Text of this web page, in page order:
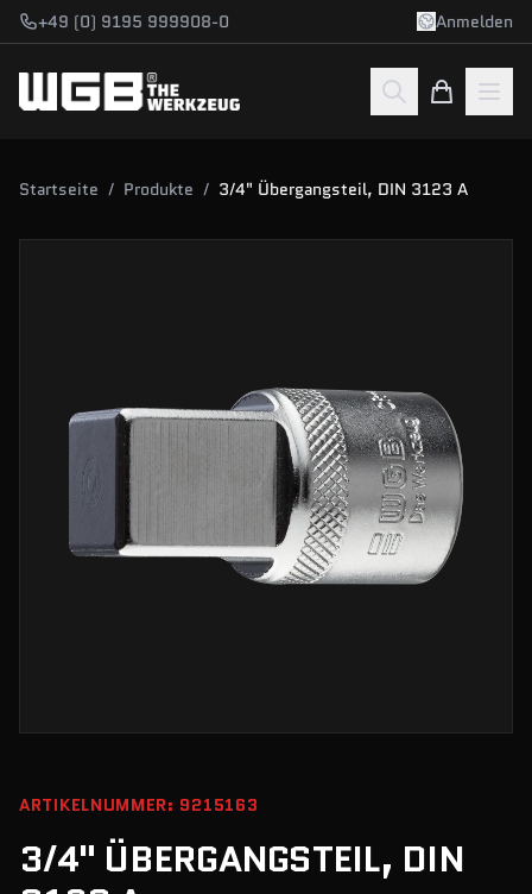
Zum Hauptinhalt springen
+49 (0) 9195 999908-0 Anmelden
Startseite / Produkte / 3/4" Übergangsteil, DIN 3123 A
ARTIKELNUMMER: 9215163
3/4" ÜBERGANGSTEIL, DIN